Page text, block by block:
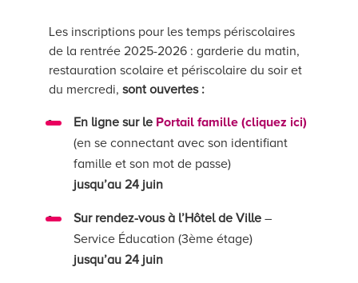
Les inscriptions pour les temps périscolaires
de la rentrée 2025-2026 : garderie du matin,
restauration scolaire et périscolaire du soir et
du mercredi, sont ouvertes :
En ligne sur le Portail famille (cliquez ici)
(en se connectant avec son identifiant
famille et son mot de passe)
jusqu’au 24 juin
Sur rendez-vous à l’Hôtel de Ville–
Service Éducation (3ème étage)
jusqu’au 24 juin